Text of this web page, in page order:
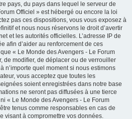
pays, du pays dans lequel le serveur de
Officiel » est hébergé ou encore la loi
pas ces dispositions, vous vous exposez à
et nous nous réservons le droit d’avertir
et les autorités officielles. L’adresse IP de
afin d’aider au renforcement de ces
« Le Monde des Avengers - Le Forum
de modifier, de déplacer ou de verrouiller
n’importe quel moment si nous estimons
vous acceptez que toutes les
soient enregistrées dans notre base
ne seront pas diffusées à une tierce
« Le Monde des Avengers - Le Forum
tenus comme responsables en cas de
visant à compromettre vos données.